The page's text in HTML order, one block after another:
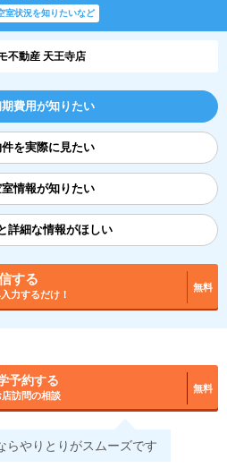
室状況を知りたいなど
不動産 天王寺店
費用が知りたい
を実際に見たい
室情報が知りたい
詳細な情報がほしい
する
力するだけ！
無料
予約する
訪問の相談
無料
らやりとりがスムーズです